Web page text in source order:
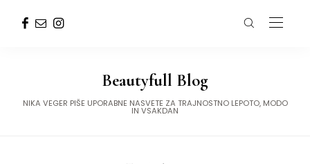
Beautyfull Blog
NIKA VEGER PIŠE UPORABNE NASVETE ZA TRAJNOSTNO LEPOTO, MODO
IN VSAKDAN